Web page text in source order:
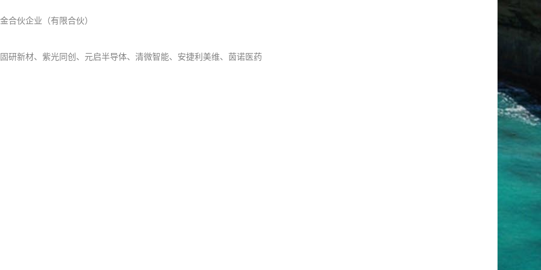
合伙企业（有限合伙）
研新材、紫光同创、元启半导体、清微智能、安捷利美维、茵诺医药